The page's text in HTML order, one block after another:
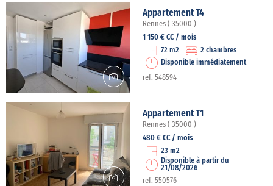
Appartement T4
Rennes ( 35000 )
1 150 € CC / mois
72 m2
2 chambres
Disponible immédiatement
ref. 548594
Appartement T1
Rennes ( 35000 )
480 € CC / mois
23 m2
Disponible à partir du
21/08/2026
ref. 550576